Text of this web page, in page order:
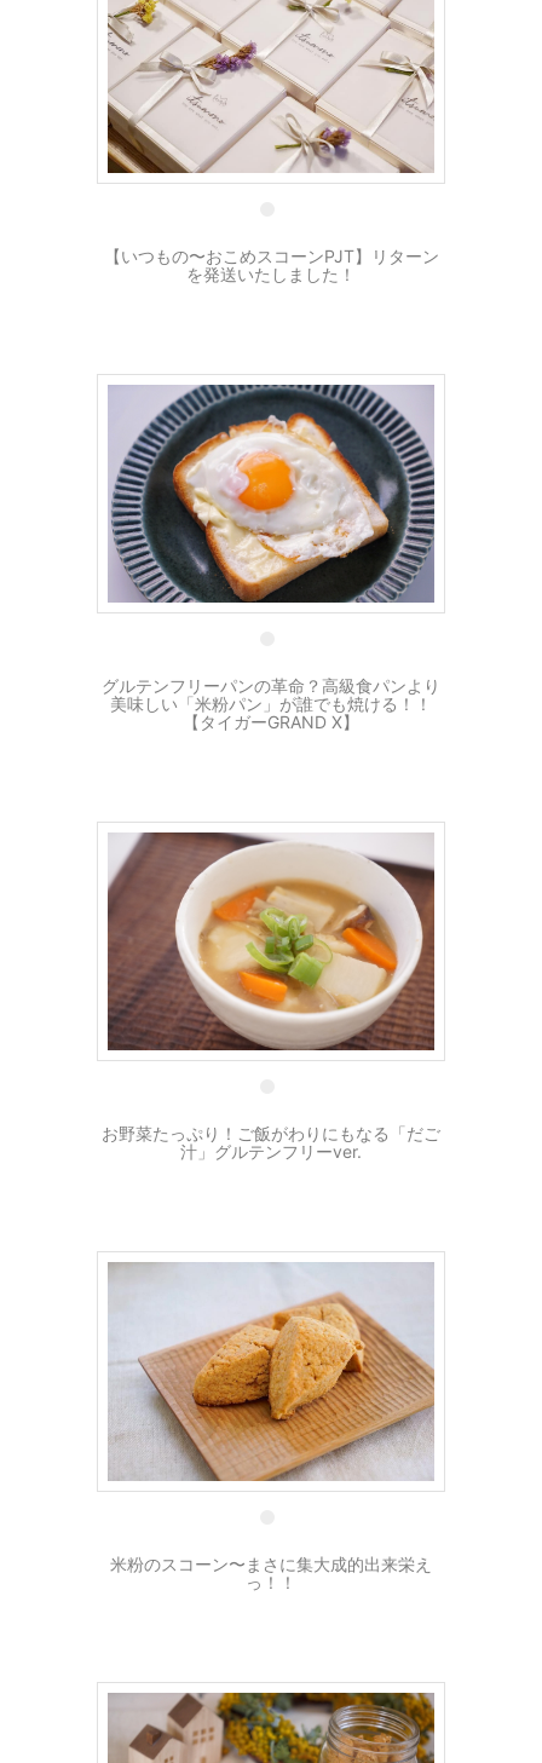
21 11月
【いつもの〜おこめスコーンPJT】リターン
を発送いたしました！
25 10月
グルテンフリーパンの革命？高級食パンより
美味しい「米粉パン」が誰でも焼ける！！
【タイガーGRAND X】
28 11月
お野菜たっぷり！ご飯がわりにもなる「だご
汁」グルテンフリーver.
15 5月
米粉のスコーン〜まさに集大成的出来栄え
っ！！